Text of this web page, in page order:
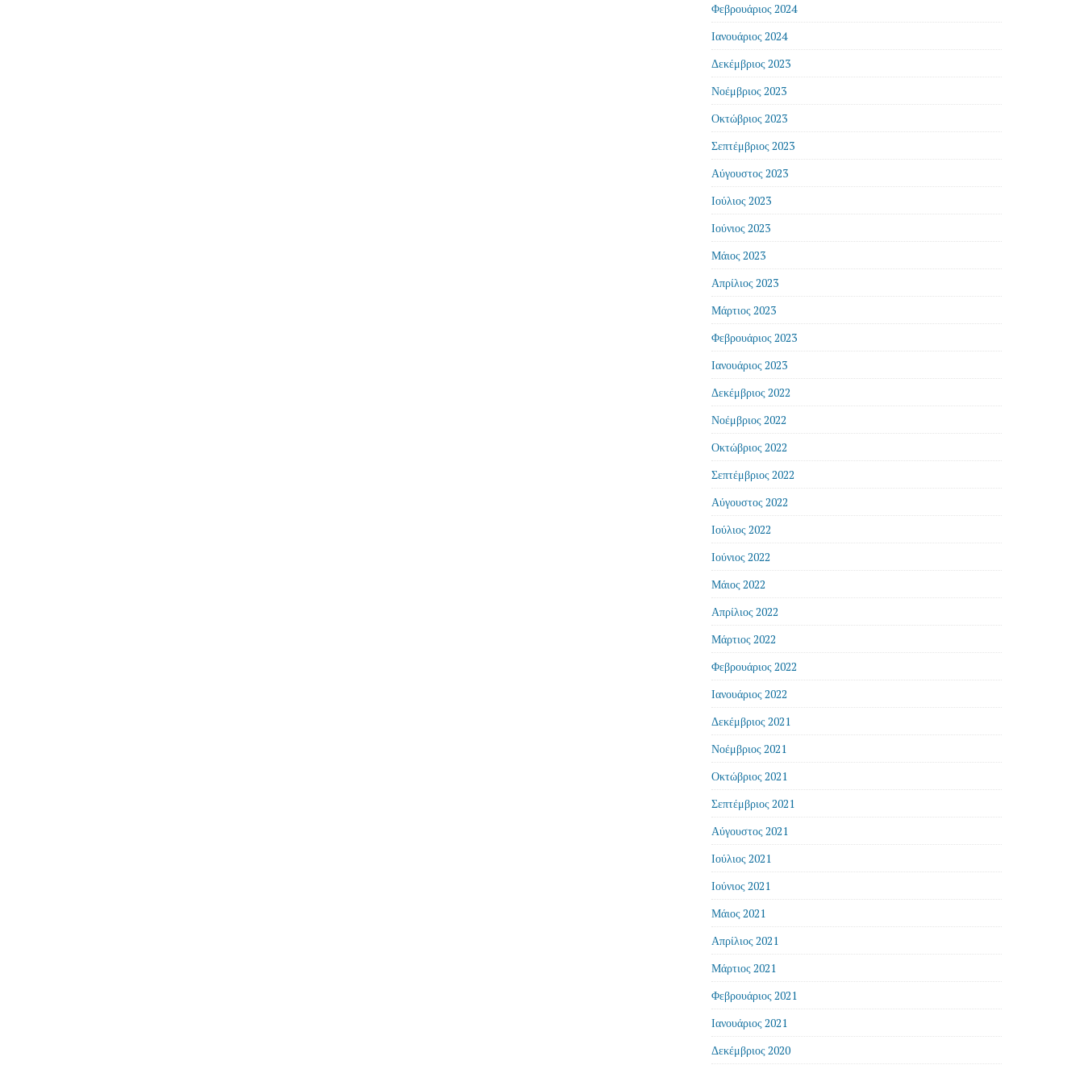
Φεβρουάριος 2024
Ιανουάριος 2024
Δεκέμβριος 2023
Νοέμβριος 2023
Οκτώβριος 2023
Σεπτέμβριος 2023
Αύγουστος 2023
Ιούλιος 2023
Ιούνιος 2023
Μάιος 2023
Απρίλιος 2023
Μάρτιος 2023
Φεβρουάριος 2023
Ιανουάριος 2023
Δεκέμβριος 2022
Νοέμβριος 2022
Οκτώβριος 2022
Σεπτέμβριος 2022
Αύγουστος 2022
Ιούλιος 2022
Ιούνιος 2022
Μάιος 2022
Απρίλιος 2022
Μάρτιος 2022
Φεβρουάριος 2022
Ιανουάριος 2022
Δεκέμβριος 2021
Νοέμβριος 2021
Οκτώβριος 2021
Σεπτέμβριος 2021
Αύγουστος 2021
Ιούλιος 2021
Ιούνιος 2021
Μάιος 2021
Απρίλιος 2021
Μάρτιος 2021
Φεβρουάριος 2021
Ιανουάριος 2021
Δεκέμβριος 2020